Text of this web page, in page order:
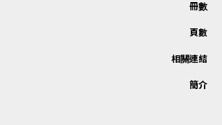
冊數
頁數
相關連結
簡介